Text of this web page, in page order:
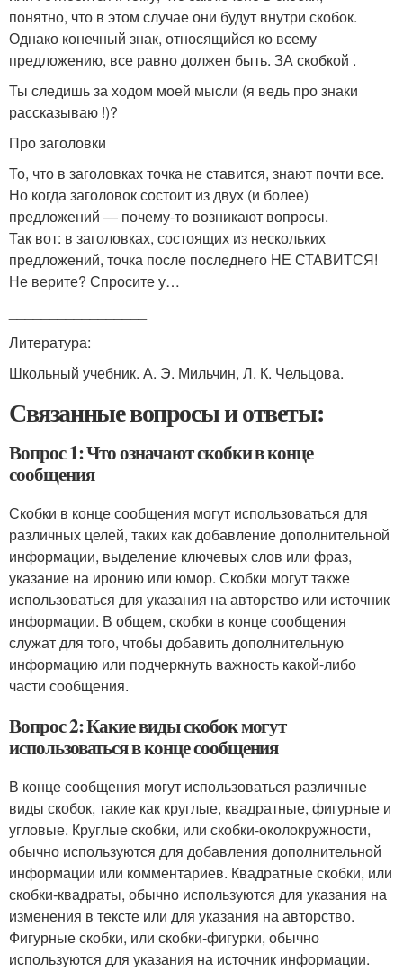
понятно, что в этом случае они будут внутри скобок.
Однако конечный знак, относящийся ко всему
предложению, все равно должен быть. ЗА скобкой .
Ты следишь за ходом моей мысли (я ведь про знаки
рассказываю !)?
Про заголовки
То, что в заголовках точка не ставится, знают почти все.
Но когда заголовок состоит из двух (и более)
предложений — почему-то возникают вопросы.
Так вот: в заголовках, состоящих из нескольких
предложений, точка после последнего НЕ СТАВИТСЯ!
Не верите? Спросите у…
Литература:
Школьный учебник. А. Э. Мильчин, Л. К. Чельцова.
Связанные вопросы и ответы:
Вопрос 1: Что означают скобки в конце
сообщения
Скобки в конце сообщения могут использоваться для
различных целей, таких как добавление дополнительной
информации, выделение ключевых слов или фраз,
указание на иронию или юмор. Скобки могут также
использоваться для указания на авторство или источник
информации. В общем, скобки в конце сообщения
служат для того, чтобы добавить дополнительную
информацию или подчеркнуть важность какой-либо
части сообщения.
Вопрос 2: Какие виды скобок могут
использоваться в конце сообщения
В конце сообщения могут использоваться различные
виды скобок, такие как круглые, квадратные, фигурные и
угловые. Круглые скобки, или скобки-околокружности,
обычно используются для добавления дополнительной
информации или комментариев. Квадратные скобки, или
скобки-квадраты, обычно используются для указания на
изменения в тексте или для указания на авторство.
Фигурные скобки, или скобки-фигурки, обычно
используются для указания на источник информации.